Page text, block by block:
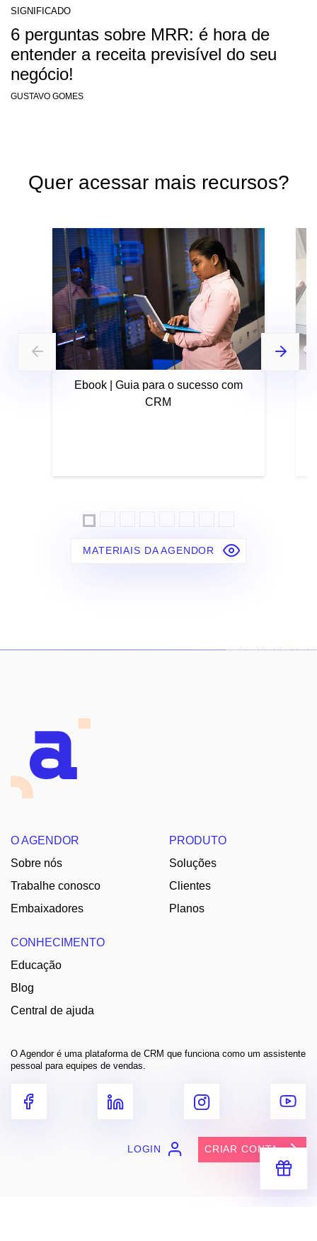
SIGNIFICADO
6 perguntas sobre MRR: é hora de
entender a receita previsível do seu
negócio!
GUSTAVO GOMES
Quer acessar mais recursos?
Ebook | Guia para o sucesso com
CRM
MATERIAIS DA AGENDOR
O AGENDOR
Sobre nós
Trabalhe conosco
Embaixadores
PRODUTO
Soluções
Clientes
Planos
CONHECIMENTO
Educação
Blog
Central de ajuda
O Agendor é uma plataforma de CRM que funciona como um assistente
pessoal para equipes de vendas.
LOGIN CRIAR CONTA